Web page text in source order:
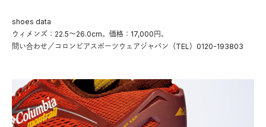
shoes data
ウィメンズ：22.5〜26.0cm。価格：17,000円。
問い合わせ／コロンビアスポーツウェアジャパン（TEL）0120-193803